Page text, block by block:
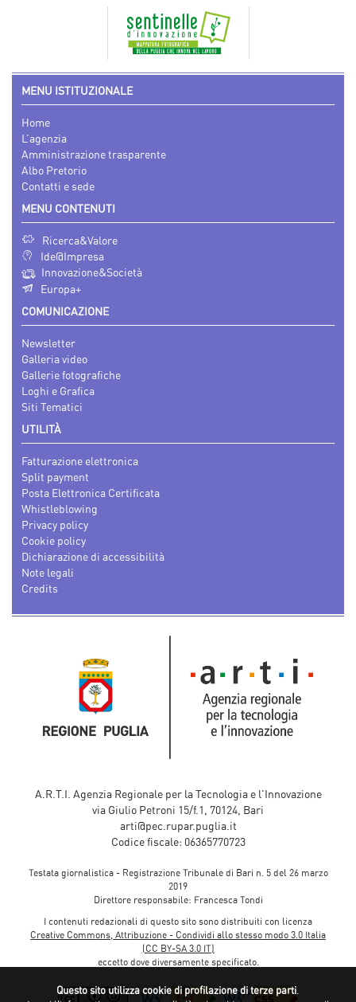
MENU ISTITUZIONALE
Home
L’agenzia
Amministrazione trasparente
Albo Pretorio
Contatti e sede
MENU CONTENUTI
Ricerca&Valore
Ide@Impresa
Innovazione&Società
Europa+
COMUNICAZIONE
Newsletter
Galleria video
Gallerie fotografiche
Loghi e Grafica
Siti Tematici
UTILITÀ
Fatturazione elettronica
Split payment
Posta Elettronica Certificata
Whistleblowing
Privacy policy
Cookie policy
Dichiarazione di accessibilità
Note legali
Credits
A.R.T.I. Agenzia Regionale per la Tecnologia e l'Innovazione
via Giulio Petroni 15/f.1, 70124, Bari
arti@pec.rupar.puglia.it
Codice fiscale: 06365770723
Testata giornalistica - Registrazione Tribunale di Bari n. 5 del 26 marzo
2019
Direttore responsabile: Francesca Tondi
I contenuti redazionali di questo sito sono distribuiti con licenza
Creative Commons, Attribuzione - Condividi allo stesso modo 3.0 Italia
(CC BY-SA 3.0 IT)
eccetto dove diversamente specificato.
Questo sito utilizza cookie di profilazione di terze parti